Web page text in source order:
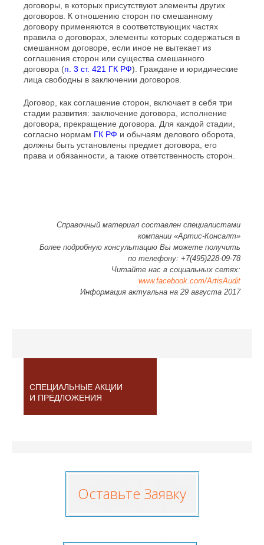
договоры, в которых присутствуют элементы других
договоров. К отношению сторон по смешанному
договору применяются в соответствующих частях
правила о договорах, элементы которых содержаться в
смешанном договоре, если иное не вытекает из
соглашения сторон или существа смешанного
договора (п. 3 ст. 421 ГК РФ). Граждане и юридические
лица свободны в заключении договоров.
Договор, как соглашение сторон, включает в себя три
стадии развития: заключение договора, исполнение
договора, прекращение договора. Для каждой стадии,
согласно нормам ГК РФ и обычаям делового оборота,
должны быть установлены предмет договора, его
права и обязанности, а также ответственность сторон.
Справочный материал составлен специалистами
компании «Артис-Консалт»
Более подробную консультацию Вы можете получить
по телефону: +7(495)228-09-78
Читайте нас в социальных сетях:
www.facebook.com/ArtisAudit
Информация актуальна на 29 августа 2017
СПЕЦИАЛЬНЫЕ АКЦИИ
И ПРЕДЛОЖЕНИЯ
Оставьте Заявку